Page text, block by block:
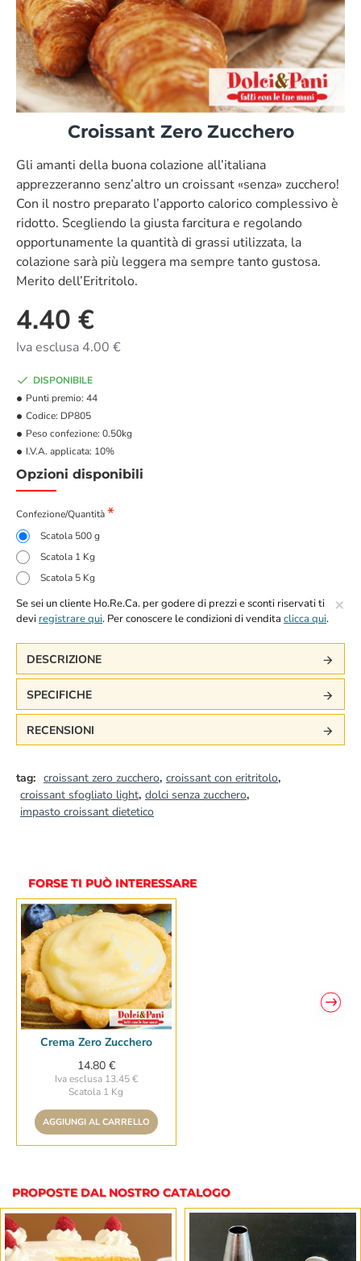
Croissant Zero Zucchero
Gli amanti della buona colazione all’italiana
apprezzeranno senz’altro un croissant «senza» zucchero!
Con il nostro preparato l’apporto calorico complessivo è
ridotto. Scegliendo la giusta farcitura e regolando
opportunamente la quantità di grassi utilizzata, la
colazione sarà più leggera ma sempre tanto gustosa.
Merito dell’Eritritolo.
4.40 €
Iva esclusa 4.00 €
DISPONIBILE
Punti premio: 44
Codice: DP805
Peso confezione: 0.50kg
I.V.A. applicata: 10%
Opzioni disponibili
Confezione/Quantità
Scatola 500 g
Scatola 1 Kg
Scatola 5 Kg
×
Se sei un cliente Ho.Re.Ca. per godere di prezzi e sconti riservati ti
devi registrare qui. Per conoscere le condizioni di vendita clicca qui.
DESCRIZIONE
SPECIFICHE
RECENSIONI
tag: croissant zero zucchero, croissant con eritritolo,
croissant sfogliato light, dolci senza zucchero,
impasto croissant dietetico
FORSE TI PUÒ INTERESSARE
Crema Zero Zucchero
14.80 €
Iva esclusa 13.45 €
Scatola 1 Kg
AGGIUNGI AL CARRELLO
PROPOSTE DAL NOSTRO CATALOGO